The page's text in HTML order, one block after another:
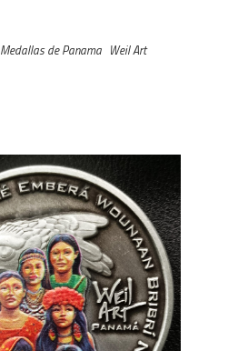
Medallas de Panama Weil Art